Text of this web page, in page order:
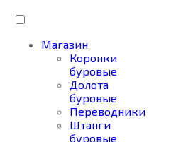
Магазин
Коронки
буровые
Долота
буровые
Переводники
Штанги
буровые